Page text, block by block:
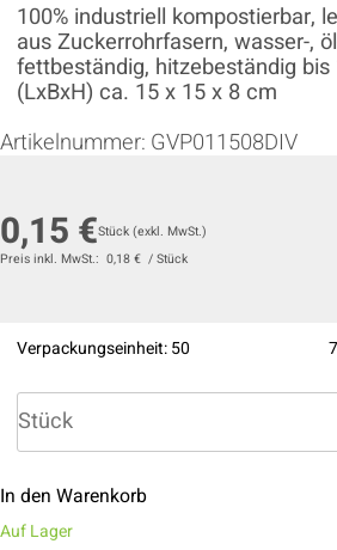
100% industriell kompostierbar,
aus Zuckerrohrfasern, wasser-,
fettbeständig, hitzebeständig bis
(LxBxH) ca. 15 x 15 x 8 cm
Artikelnummer: GVP011508DIV
0,15 €Stück (exkl. MwSt.)
Preis inkl. MwSt.: 0,18 € / Stück
Verpackungseinheit:50
In den Warenkorb
Auf Lager